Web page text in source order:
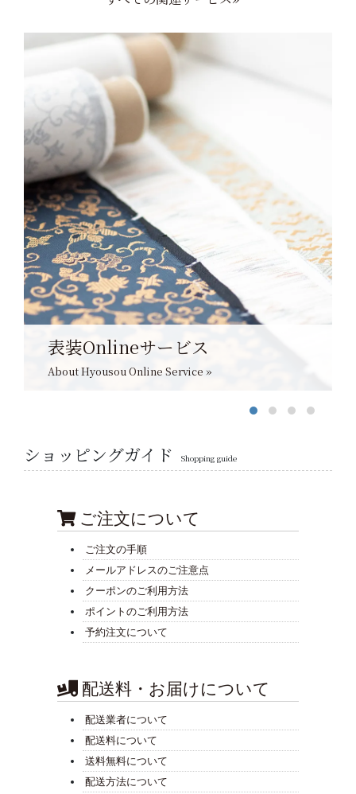
表装Onlineサービス
About Hyousou Online Service »
ショッピングガイド Shopping guide
ご注文について
ご注文の手順
メールアドレスのご注意点
クーポンのご利用方法
ポイントのご利用方法
予約注文について
配送料・お届けについて
配送業者について
配送料について
送料無料について
配送方法について